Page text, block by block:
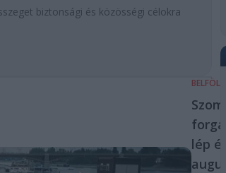
biztonsági és közösségi célokra
BELFÖLD
lép